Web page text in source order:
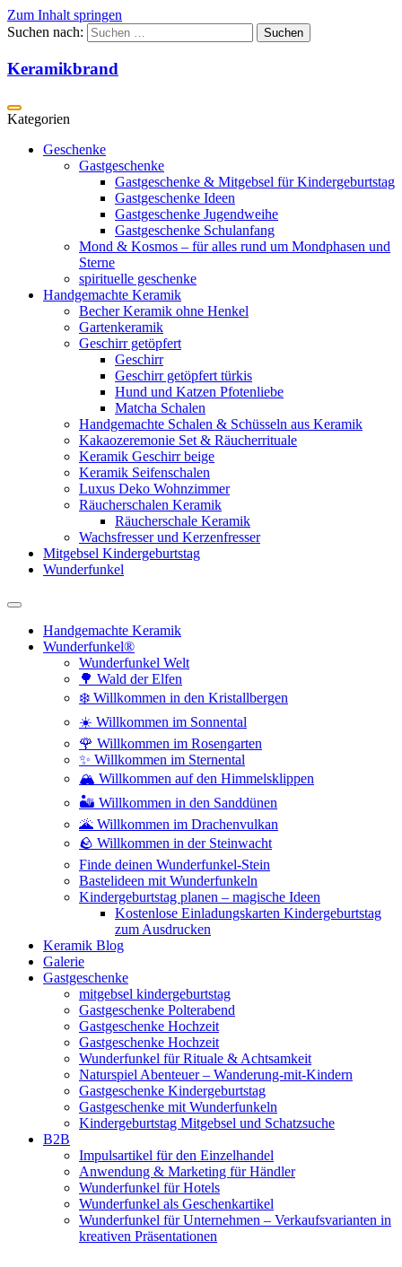
Zum Inhalt springen
Suchen nach:
Keramikbrand
Geschenke
Gastgeschenke
Gastgeschenke & Mitgebsel für Kindergeburtstag
Gastgeschenke Ideen
Gastgeschenke Jugendweihe
Gastgeschenke Schulanfang
Mond & Kosmos – für alles rund um Mondphasen und
Sterne
spirituelle geschenke
Handgemachte Keramik
Becher Keramik ohne Henkel
Gartenkeramik
Geschirr getöpfert
Geschirr
Geschirr getöpfert türkis
Hund und Katzen Pfotenliebe
Matcha Schalen
Handgemachte Schalen & Schüsseln aus Keramik
Kakaozeremonie Set & Räucherrituale
Keramik Geschirr beige
Keramik Seifenschalen
Luxus Deko Wohnzimmer
Räucherschalen Keramik
Räucherschale Keramik
Wachsfresser und Kerzenfresser
Mitgebsel Kindergeburtstag
Wunderfunkel
Handgemachte Keramik
Wunderfunkel®
Wunderfunkel Welt
🌳 Wald der Elfen
❄️ Willkommen in den Kristallbergen
☀️ Willkommen im Sonnental
🌹 Willkommen im Rosengarten
✨ Willkommen im Sternental
🏔️ Willkommen auf den Himmelsklippen
🏜️ Willkommen in den Sanddünen
🌋 Willkommen im Drachenvulkan
🪨 Willkommen in der Steinwacht
Finde deinen Wunderfunkel-Stein
Bastelideen mit Wunderfunkeln
Kindergeburtstag planen – magische Ideen
Kostenlose Einladungskarten Kindergeburtstag
zum Ausdrucken
Keramik Blog
Galerie
Gastgeschenke
mitgebsel kindergeburtstag
Gastgeschenke Polterabend
Gastgeschenke Hochzeit
Gastgeschenke Hochzeit
Wunderfunkel für Rituale & Achtsamkeit
Naturspiel Abenteuer – Wanderung-mit-Kindern
Gastgeschenke Kindergeburtstag
Gastgeschenke mit Wunderfunkeln
Kindergeburtstag Mitgebsel und Schatzsuche
B2B
Impulsartikel für den Einzelhandel
Anwendung & Marketing für Händler
Wunderfunkel für Hotels
Wunderfunkel als Geschenkartikel
Wunderfunkel für Unternehmen – Verkaufsvarianten in
kreativen Präsentationen